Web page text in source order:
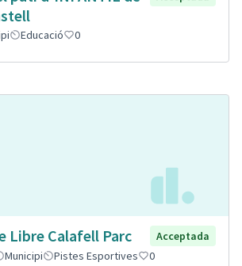
Educació 0
Libre Calafell Parc
Acceptada
Municipi Pistes Esportives 0